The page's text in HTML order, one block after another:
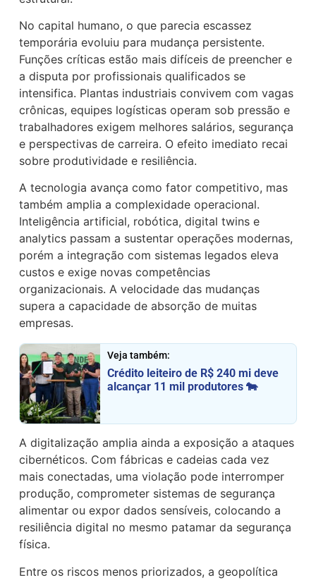
No capital humano, o que parecia escassez
temporária evoluiu para mudança persistente.
Funções críticas estão mais difíceis de preencher e
a disputa por profissionais qualificados se
intensifica. Plantas industriais convivem com vagas
crônicas, equipes logísticas operam sob pressão e
trabalhadores exigem melhores salários, segurança
e perspectivas de carreira. O efeito imediato recai
sobre produtividade e resiliência.
A tecnologia avança como fator competitivo, mas
também amplia a complexidade operacional.
Inteligência artificial, robótica, digital twins e
analytics passam a sustentar operações modernas,
porém a integração com sistemas legados eleva
custos e exige novas competências
organizacionais. A velocidade das mudanças
supera a capacidade de absorção de muitas
empresas.
Veja também:
Crédito leiteiro de R$ 240 mi deve
alcançar 11 mil produtores 🐄
A digitalização amplia ainda a exposição a ataques
cibernéticos. Com fábricas e cadeias cada vez
mais conectadas, uma violação pode interromper
produção, comprometer sistemas de segurança
alimentar ou expor dados sensíveis, colocando a
resiliência digital no mesmo patamar da segurança
física.
Entre os riscos menos priorizados, a geopolítica